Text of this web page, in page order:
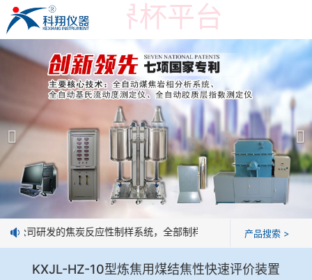
在线买世界杯平台
在线买世界杯平台
产品展示 ＞
焦炭高温性能检测系统
焦化行业检测及优化配煤设备
球团矿/烧结矿/块矿高温冶金性能检测系统
烧结/球团优化配矿研究设备
公司简介
在线买世界杯平台
企业业绩
技术交流
视频观赏
我公司研发的焦炭反应性制样系统，全部制样过程机械化操作，没有
产品搜索 >
KXJL-HZ-10型炼焦用煤结焦性快速评价装置